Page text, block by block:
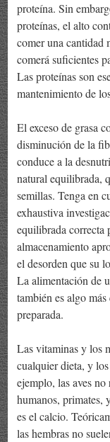
proteína. Sin
proteínas, el alto
comer una cantidad
comerá suficientes
Las proteínas son
mantenimiento de
El exceso de grasa
disminución de la
conduce a la
natural equilibrada,
semillas. Tenga en
exhaustiva
equilibrada correcta
almacenamiento
el desorden que su
La alimentación de
también es algo
preparada.
Las vitaminas y los
cualquier dieta, y
ejemplo, las aves
humanos, primates,
es el calcio.
las hembras no